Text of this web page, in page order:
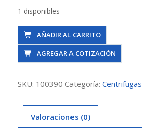
1 disponibles
Bomba
Pedr.
Cp
1.5Hp
11/2X1
Koslan
AÑADIR AL CARRITO
AGREGAR A COTIZACIÓN
SKU: 100390 Categoría: Centrifugas
Valoraciones (0)